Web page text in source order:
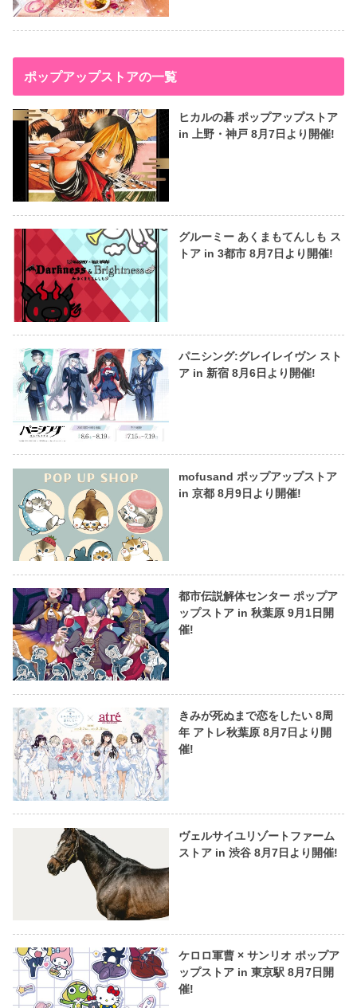
ポップアップストアの一覧
ヒカルの碁 ポップアップストア
in 上野・神戸 8月7日より開催!
グルーミー あくまもてんしも ス
トア in 3都市 8月7日より開催!
パニシング:グレイレイヴン スト
ア in 新宿 8月6日より開催!
mofusand ポップアップストア
in 京都 8月9日より開催!
都市伝説解体センター ポップア
ップストア in 秋葉原 9月1日開
催!
きみが死ぬまで恋をしたい 8周
年 アトレ秋葉原 8月7日より開
催!
ヴェルサイユリゾートファーム
ストア in 渋谷 8月7日より開催!
ケロロ軍曹 × サンリオ ポップア
ップストア in 東京駅 8月7日開
催!